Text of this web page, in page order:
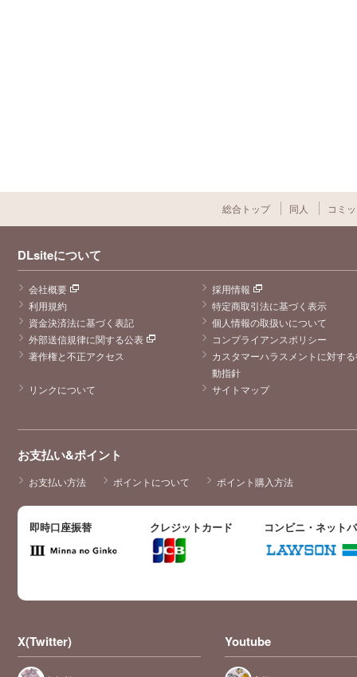
総合トップ 同人 コミ
DLsiteについて
会社概要
採用情報
利用規約
特定商取引法に基づく表示
資金決済法に基づく表記
個人情報の取扱いについて
外部送信規律に関する公表
コンプライアンスポリシー
著作権と不正アクセス
カスタマーハラスメントに対す
動指針
リンクについて
サイトマップ
お支払い&ポイント
お支払い方法 ポイントについて ポイント購入方法
即時口座振替 クレジットカード コンビニ・ネット
X(Twitter) Youtube